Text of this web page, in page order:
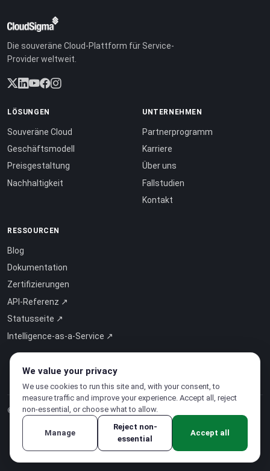
Die souveräne Cloud-Plattform für Service-
Provider weltweit.
LÖSUNGEN
Souveräne Cloud
Geschäftsmodell
Preisgestaltung
Nachhaltigkeit
UNTERNEHMEN
Partnerprogramm
Karriere
Über uns
Fallstudien
Kontakt
RESSOURCEN
Blog
Dokumentation
Zertifizierungen
API-Referenz ↗
Statusseite ↗
Intelligence-as-a-Service ↗
© 2026 CloudSigma Holding AG.Alle Rechte vorbehalten
Datenschutzerklärung·Nutzungsbedingungen
We value your privacy
We use cookies to run this site and, with your consent, to
measure traffic and improve your experience. Accept all, reject
non-essential, or choose what to allow.
Manage
Reject non-
essential
Accept all